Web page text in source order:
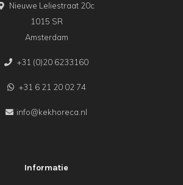
Nieuwe Leliestraat 20c
1015 SR
Amsterdam
+31 (0)20 6233160
+31 6 21 20 02 74
info@kekhoreca.nl
Informatie